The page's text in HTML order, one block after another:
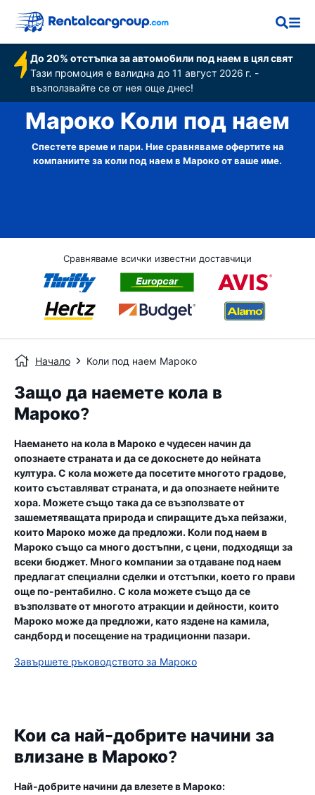
До 20% отстъпка за автомобили под наем в цял свят
Тази промоция е валидна до 11 август 2026 г. -
възползвайте се от нея още днес!
Мароко Коли под наем
Спестете време и пари. Ние сравняваме офертите на
компаниите за коли под наем в Мароко от ваше име.
Сравняваме всички известни доставчици
Начало Коли под наем Мароко
Защо да наемете кола в
Мароко?
Наемането на кола в Мароко е чудесен начин да
опознаете страната и да се докоснете до нейната
култура. С кола можете да посетите многото градове,
които съставляват страната, и да опознаете нейните
хора. Можете също така да се възползвате от
зашеметяващата природа и спиращите дъха пейзажи,
които Мароко може да предложи. Коли под наем в
Мароко също са много достъпни, с цени, подходящи за
всеки бюджет. Много компании за отдаване под наем
предлагат специални сделки и отстъпки, което го прави
още по-рентабилно. С кола можете също да се
възползвате от многото атракции и дейности, които
Мароко може да предложи, като яздене на камила,
сандборд и посещение на традиционни пазари.
Завършете ръководството за Мароко
Кои са най-добрите начини за
влизане в Мароко?
Най-добрите начини да влезете в Мароко: